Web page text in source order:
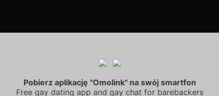
Pobierz aplikację "Omolink" na swój smartfon
Free gay dating app and gay chat for barebackers